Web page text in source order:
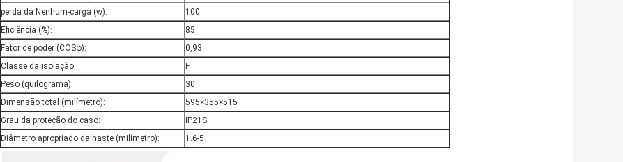
perda da Nenhum-carga (w):
100
Eficiência (%):
85
Fator de poder (COSφ):
0,93
Classe da isolação:
F
Peso (quilograma):
30
Dimensão total (milímetro):
595×355×515
Grau da proteção do caso:
IP21S
Diâmetro apropriado da haste (milímetro):
1.6-5